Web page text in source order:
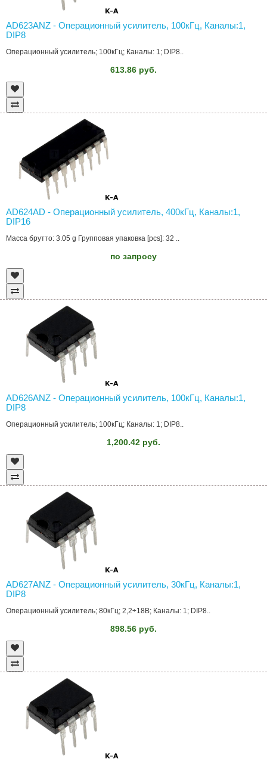
AD623ANZ - Операционный усилитель, 100кГц, Каналы:1,
DIP8
Операционный усилитель; 100кГц; Каналы: 1; DIP8..
613.86 руб.
AD624AD - Операционный усилитель, 400кГц, Каналы:1,
DIP16
Масса брутто: 3.05 g Групповая упаковка [pcs]: 32 ..
по запросу
AD626ANZ - Операционный усилитель, 100кГц, Каналы:1,
DIP8
Операционный усилитель; 100кГц; Каналы: 1; DIP8..
1,200.42 руб.
AD627ANZ - Операционный усилитель, 30кГц, Каналы:1,
DIP8
Операционный усилитель; 80кГц; 2,2÷18В; Каналы: 1; DIP8..
898.56 руб.